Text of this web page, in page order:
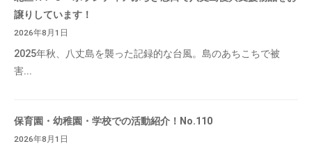
譲りしています！
2026年8月1日
2025年秋、八丈島を襲った記録的な台風。島のあちこちで被
害...
保育園・幼稚園・学校での活動紹介！No.110
2026年8月1日